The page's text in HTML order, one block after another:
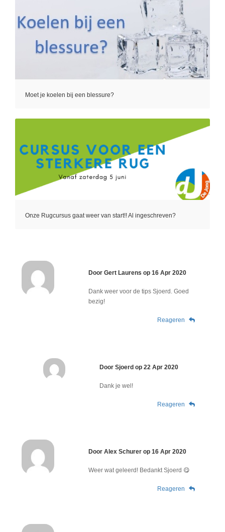
Moet je koelen bij een blessure?
Onze Rugcursus gaat weer van start!! Al ingeschreven?
DoorGert Laurens op 16 Apr 2020
Dank weer voor de tips Sjoerd. Goed
bezig!
Reageren
Door Sjoerd op22 Apr 2020
Dank je wel!
Reageren
DoorAlex Schurerop 16 Apr 2020
Weer wat geleerd! Bedankt Sjoerd 😋
Reageren